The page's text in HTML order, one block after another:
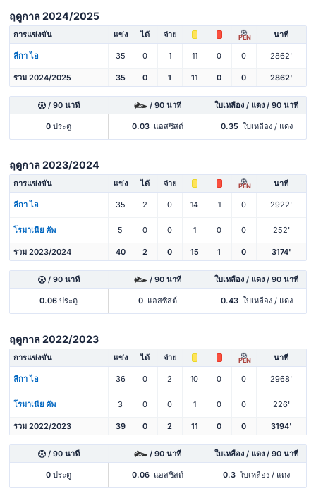
ฤดูกาล 2024/2025
การแข่งขัน แข่ง ได้ จ่าย PEN นาที
ลีกา ไอ 35 0 1 11 0 0 2862'
รวม 2024/2025 35 0 1 11 0 0 2862'
/ 90 นาที / 90 นาที ใบเหลือง / แดง / 90 นาที
0 ประตู 0.03 แอสซิสต์ 0.35 ใบเหลือง / แดง
ฤดูกาล 2023/2024
การแข่งขัน แข่ง ได้ จ่าย PEN นาที
ลีกา ไอ 35 2 0 14 1 0 2922'
โรมาเนีย คัพ 5 0 0 1 0 0 252'
รวม 2023/2024 40 2 0 15 1 0 3174'
/ 90 นาที / 90 นาที ใบเหลือง / แดง / 90 นาที
0.06 ประตู 0 แอสซิสต์ 0.43 ใบเหลือง / แดง
ฤดูกาล 2022/2023
การแข่งขัน แข่ง ได้ จ่าย PEN นาที
ลีกา ไอ 36 0 2 10 0 0 2968'
โรมาเนีย คัพ 3 0 0 1 0 0 226'
รวม 2022/2023 39 0 2 11 0 0 3194'
/ 90 นาที / 90 นาที ใบเหลือง / แดง / 90 นาที
0 ประตู 0.06 แอสซิสต์ 0.3 ใบเหลือง / แดง